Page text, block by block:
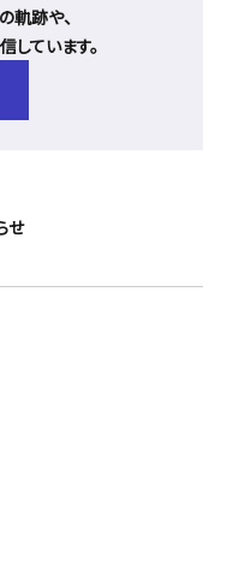
軌跡や、
ています。
せ